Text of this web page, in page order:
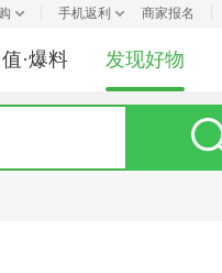
手机返利 商家报名
值·爆料 发现好物